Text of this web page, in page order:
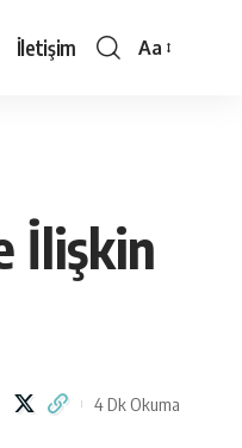
İletişim
Yazı
Aa
İlişkin
4 Dk Okuma